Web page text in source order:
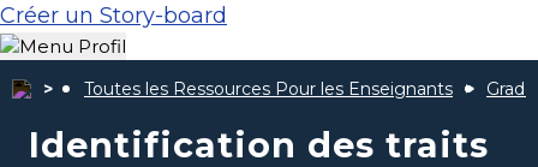
Créer un Story-board
Toutes les Ressources Pour les Enseignants
Identification des traits